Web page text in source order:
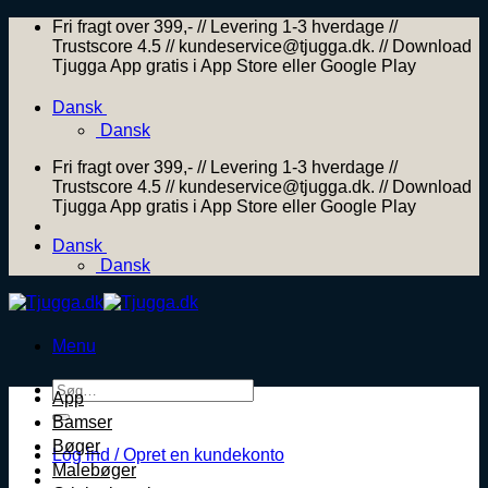
Skip
content
Fri fragt over 399,- // Levering 1-3 hverdage //
Trustscore 4.5 // kundeservice@tjugga.dk. // Download
Tjugga App gratis i App Store eller Google Play
Dansk
Dansk
Fri fragt over 399,- // Levering 1-3 hverdage //
Trustscore 4.5 // kundeservice@tjugga.dk. // Download
Tjugga App gratis i App Store eller Google Play
Dansk
Dansk
Menu
Søg
efter:
Log ind / Opret en kundekonto
App
Bamser
Bøger
Malebøger